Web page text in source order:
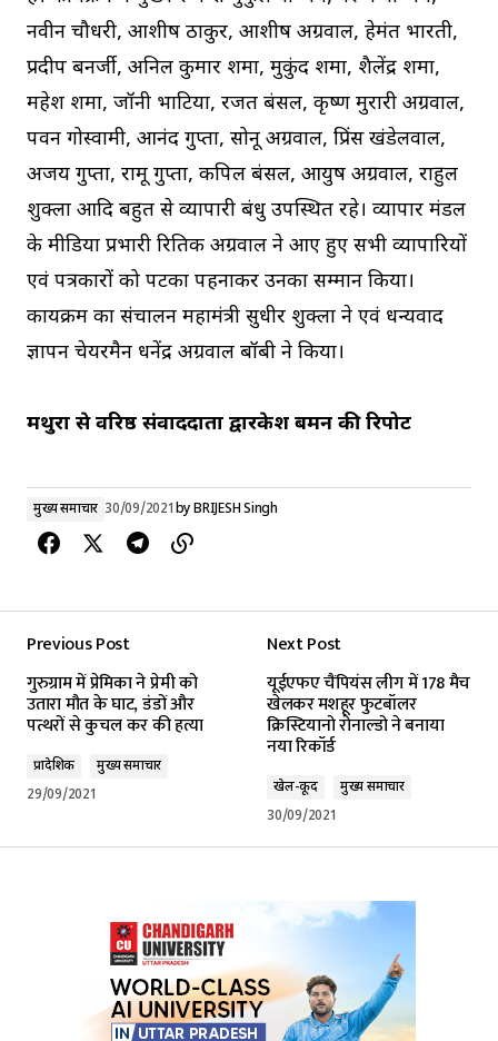
नवीन चौधरी, आशीष ठाकुर, आशीष अग्रवाल, हेमंत भारती,
प्रदीप बनर्जी, अनिल कुमार शर्मा, मुकुंद शर्मा, शैलेंद्र शर्मा,
महेश शर्मा, जॉनी भाटिया, रजत बंसल, कृष्ण मुरारी अग्रवाल,
पवन गोस्वामी, आनंद गुप्ता, सोनू अग्रवाल, प्रिंस खंडेलवाल,
अजय गुप्ता, रामू गुप्ता, कपिल बंसल, आयुष अग्रवाल, राहुल
शुक्ला आदि बहुत से व्यापारी बंधु उपस्थित रहे। व्यापार मंडल
के मीडिया प्रभारी रितिक अग्रवाल ने आए हुए सभी व्यापारियों
एवं पत्रकारों को पटका पहनाकर उनका सम्मान किया।
कार्यक्रम का संचालन महामंत्री सुधीर शुक्ला ने एवं धन्यवाद
ज्ञापन चेयरमैन धनेंद्र अग्रवाल बॉबी ने किया।
मथुरा से वरिष्ठ संवाददाता द्वारकेश बर्मन की रिपोर्ट
मुख्य समाचार 30/09/2021byBRIJESH Singh
Previous Post
गुरुग्राम में प्रेमिका ने प्रेमी को
उतारा मौत के घाट, डंडों और
पत्थरों से कुचल कर की हत्या
प्रादेशिक
मुख्य समाचार
29/09/2021
Next Post
यूईएफए चैंपियंस लीग में 178 मैच
खेलकर मशहूर फुटबॉलर
क्रिस्टियानो रोनाल्डो ने बनाया
नया रिकॉर्ड
खेल-कूद
मुख्य समाचार
30/09/2021